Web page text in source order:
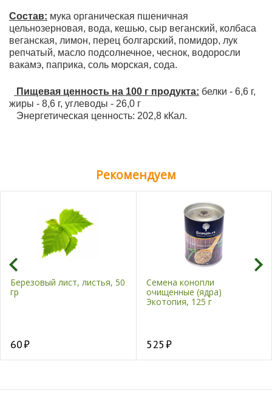
Состав: мука органическая пшеничная
цельнозерновая, вода, кешью, сыр веганский, колбаса
веганская, лимон, перец болгарский, помидор, лук
репчатый, масло подсолнечное, чеснок, водоросли
вакамэ, паприка, соль морская, сода.
Пищевая ценность на 100 г продукта: белки - 6,6 г,
жиры - 8,6 г, углеводы - 26,0 г
Энергетическая ценность: 202,8 кКал.
Рекомендуем
Березовый лист, листья, 50
гр
60
Семена конопли
очищенные (ядра)
Экотопия, 125 г
525